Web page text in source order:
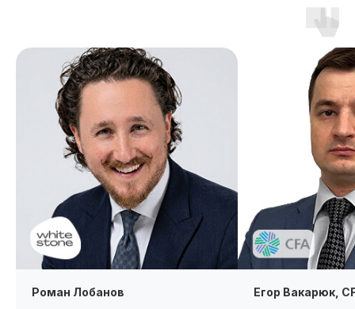
Роман Лобанов Егор Вакарюк,
к профессиональному
прогрессу
студентов отмечают
удобство формата
и обратную связь
Гибкий онлайн-формат,
удобная платформа, жёсткие,
но адекватные дедлайны
и сопровождение
93%